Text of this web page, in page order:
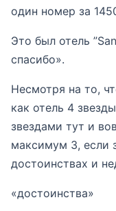
один номер за
Это был отель
спасибо».
Несмотря на то,
как отель 4
звездами тут и
максимум 3, если
достоинствах и
«достоинства»